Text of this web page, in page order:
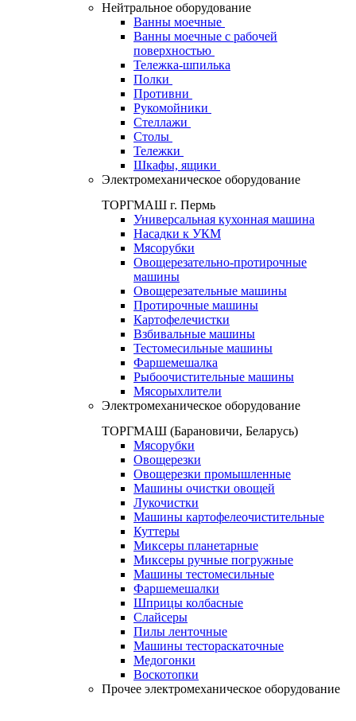
Нейтральное оборудование
Ванны моечные
Ванны моечные с рабочей
поверхностью
Тележка-шпилька
Полки
Противни
Рукомойники
Стеллажи
Столы
Тележки
Шкафы, ящики
Электромеханическое оборудование
ТОРГМАШ г. Пермь
Универсальная кухонная машина
Насадки к УКМ
Мясорубки
Овощерезательно-протирочные
машины
Овощерезательные машины
Протирочные машины
Картофелечистки
Взбивальные машины
Тестомесильные машины
Фаршемешалка
Рыбоочистительные машины
Мясорыхлители
Электромеханическое оборудование
ТОРГМАШ (Барановичи, Беларусь)
Мясорубки
Овощерезки
Овощерезки промышленные
Машины очистки овощей
Лукочистки
Машины картофелеочистительные
Куттеры
Миксеры планетарные
Миксеры ручные погружные
Машины тестомесильные
Фаршемешалки
Шприцы колбасные
Слайсеры
Пилы ленточные
Машины тестораскаточные
Медогонки
Воскотопки
Прочее электромеханическое оборудование